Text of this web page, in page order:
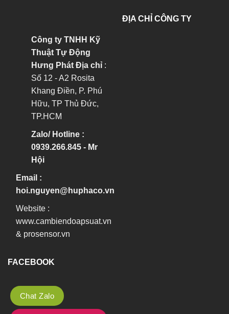
Công ty TNHH Kỹ
Thuật Tự Động
Hưng Phát Địa chỉ :
Số 12 - A2 Rosita
Khang Điền, P. Phú
Hữu, TP Thủ Đức,
TP.HCM
Zalo/ Hotline :
0939.266.845 - Mr
Hội
Email :
hoi.nguyen@huphaco.vn
Website :
www.cambiendoapsuat.vn
& prosensor.vn
ĐỊA CHỈ CÔNG TY
FACEBOOK
Chat Zalo